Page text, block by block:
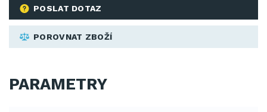
POSLAT DOTAZ
POROVNAT ZBOŽÍ
PARAMETRY